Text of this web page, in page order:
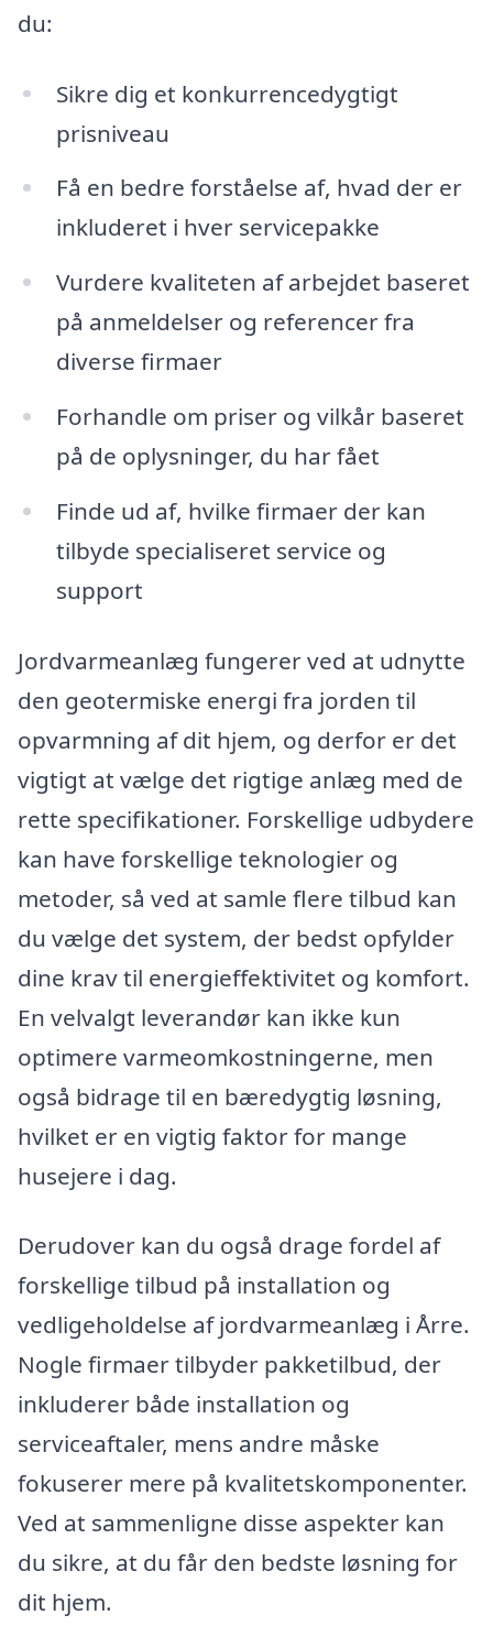
du:
Sikre dig et konkurrencedygtigt
prisniveau
Få en bedre forståelse af, hvad der er
inkluderet i hver servicepakke
Vurdere kvaliteten af arbejdet baseret
på anmeldelser og referencer fra
diverse firmaer
Forhandle om priser og vilkår baseret
på de oplysninger, du har fået
Finde ud af, hvilke firmaer der kan
tilbyde specialiseret service og
support
Jordvarmeanlæg fungerer ved at udnytte
den geotermiske energi fra jorden til
opvarmning af dit hjem, og derfor er det
vigtigt at vælge det rigtige anlæg med de
rette specifikationer. Forskellige udbydere
kan have forskellige teknologier og
metoder, så ved at samle flere tilbud kan
du vælge det system, der bedst opfylder
dine krav til energieffektivitet og komfort.
En velvalgt leverandør kan ikke kun
optimere varmeomkostningerne, men
også bidrage til en bæredygtig løsning,
hvilket er en vigtig faktor for mange
husejere i dag.
Derudover kan du også drage fordel af
forskellige tilbud på installation og
vedligeholdelse af jordvarmeanlæg i Årre.
Nogle firmaer tilbyder pakketilbud, der
inkluderer både installation og
serviceaftaler, mens andre måske
fokuserer mere på kvalitetskomponenter.
Ved at sammenligne disse aspekter kan
du sikre, at du får den bedste løsning for
dit hjem.